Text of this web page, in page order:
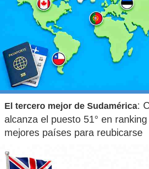
El tercero mejor de Sudamérica:
alcanza el puesto 51° en
mejores países para reubicarse